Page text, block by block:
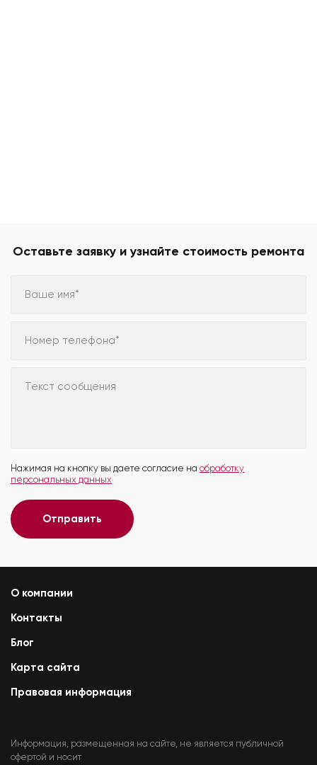
Оставьте заявку и узнайте стоимость ремонта
Ваше имя*
Номер телефона*
Текст сообщения
Нажимая на кнопку вы даете согласие на обработку
персональных данных
Отправить
О компании
Контакты
Блог
Карта сайта
Правовая информация
Информация, размещенная на сайте, не является публичной
офертой и носит